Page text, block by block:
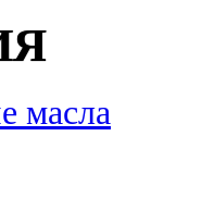
масла